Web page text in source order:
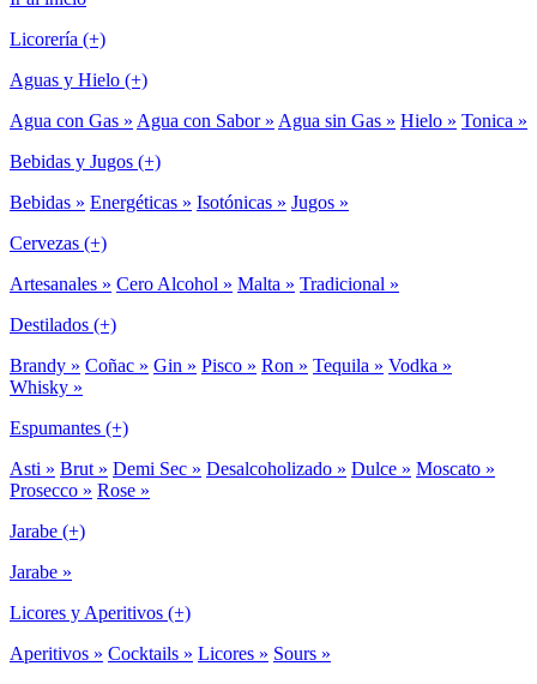
Licorería (+)
Aguas y Hielo (+)
Agua con Gas » Agua con Sabor » Agua sin Gas » Hielo » Tonica »
Bebidas y Jugos (+)
Bebidas » Energéticas » Isotónicas » Jugos »
Cervezas (+)
Artesanales » Cero Alcohol » Malta » Tradicional »
Destilados (+)
Brandy » Coñac » Gin » Pisco » Ron » Tequila » Vodka »
Whisky »
Espumantes (+)
Asti » Brut » Demi Sec » Desalcoholizado » Dulce » Moscato »
Prosecco » Rose »
Jarabe (+)
Jarabe »
Licores y Aperitivos (+)
Aperitivos » Cocktails » Licores » Sours »